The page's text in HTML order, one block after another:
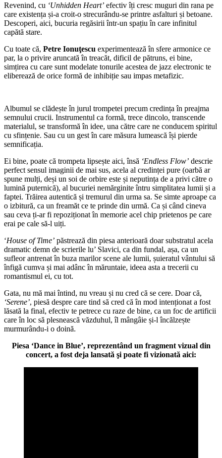
Revenind, cu ‘Unhidden Heart’ efectiv îți cresc muguri din rana pe
care existența și-a croit-o strecurându-se printre asfalturi și betoane.
Descoperi, aici, bucuria regăsirii într-un spațiu în care infinitul
capătă stare.
Cu toate că, Petre Ionuţescu experimentează în sfere armonice ce
par, la o privire aruncată în treacăt, dificil de pătruns, ei bine,
simțirea cu care sunt modelate tonurile acestea de jazz electronic te
eliberează de orice formă de inhibiție sau impas metafizic.
Albumul se clădește în jurul trompetei precum credința în preajma
semnului crucii. Instrumentul ca formă, trece dincolo, transcende
materialul, se transformă în idee, una către care ne conducem spiritul
cu sfințenie. Sau cu un gest în care măsura lumească își pierde
semnificația.
Ei bine, poate că trompeta lipsește aici, însă ‘Endless Flow’ descrie
perfect sensul imaginii de mai sus, acela al credinței pure (oarbă ar
spune mulți, deși un soi de orbire este și neputința de a privi către o
lumină puternică), al bucuriei nemărginite întru simplitatea lumii și a
faptei. Trăirea autentică și tremurul din urma sa. Se simte aproape ca
o izbitură, ca un freamăt ce te prinde din urmă. Ca și când cineva
sau ceva ți-ar fi repoziționat în memorie acel chip prietenos pe care
erai pe cale să-l uiți.
‘House of Time’ păstrează din piesa anterioară doar substratul acela
dramatic demn de scrierile lu’ Slavici, ca din fundal, așa, ca un
sufleor antrenat în buza marilor scene ale lumii, șuieratul vântului să
înfigă cumva și mai adânc în măruntaie, ideea asta a trecerii cu
romantismul ei, cu tot.
Gata, nu mă mai întind, nu vreau și nu cred că se cere. Doar că,
‘Serene’, piesă despre care tind să cred că în mod intenționat a fost
lăsată la final, efectiv te petrece cu raze de bine, ca un foc de artificii
care în loc să plesnească văzduhul, îl mângâie și-l încălzește
murmurându-i o doină.
Piesa ‘Dance in Blue’, reprezentând un fragment vizual din
concert, a fost deja lansată şi poate fi vizionată aici: